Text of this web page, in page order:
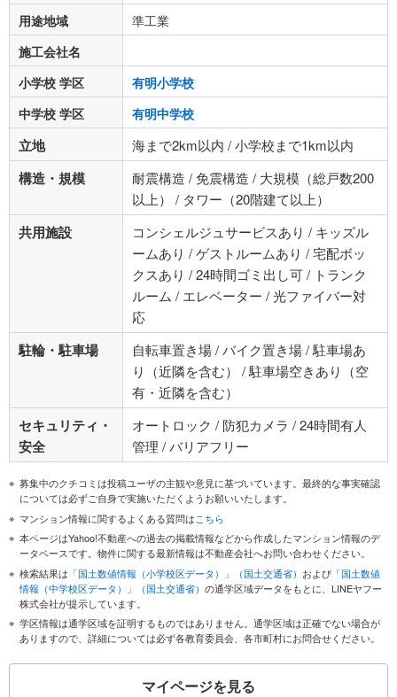
用途地域
準工業
施工会社名
小学校 学区
有明小学校
中学校 学区
有明中学校
立地 海まで2km以内 / 小学校まで1km以内
構造・規模
耐震構造 / 免震構造 / 大規模（総戸数200
以上） / タワー（20階建て以上）
共用施設
コンシェルジュサービスあり / キッズル
ームあり / ゲストルームあり / 宅配ボッ
クスあり / 24時間ゴミ出し可 / トランク
ルーム / エレベーター / 光ファイバー対
応
駐輪・駐車場
自転車置き場 / バイク置き場 / 駐車場あ
り（近隣を含む） / 駐車場空きあり（空
有・近隣を含む）
セキュリティ・
安全
オートロック / 防犯カメラ / 24時間有人
管理 / バリアフリー
募集中のクチコミは投稿ユーザの主観や意見に基づいています。最終的な事実確認
については必ずご自身で実施いただくようお願いいたします。
マンション情報に関するよくある質問はこちら
本ページはYahoo!不動産への過去の掲載情報などから作成したマンション情報のデ
ータベースです。物件に関する最新情報は不動産会社へお問い合わせください。
検索結果は 「国土数値情報（小学校区データ）」（国土交通省） および 「国土数値
情報（中学校区データ）」（国土交通省） の通学区域データをもとに、LINEヤフー
株式会社が提示しています。
学区情報は通学区域を証明するものではありません。通学区域は正確でない場合が
ありますので、詳細については必ず各教育委員会、各市町村にお問合せください。
マイページを見る